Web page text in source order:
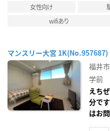
女性向け
wifiあり
マンスリー大宮 1K(No.957687)
福井市
学前
えち
分で
はお